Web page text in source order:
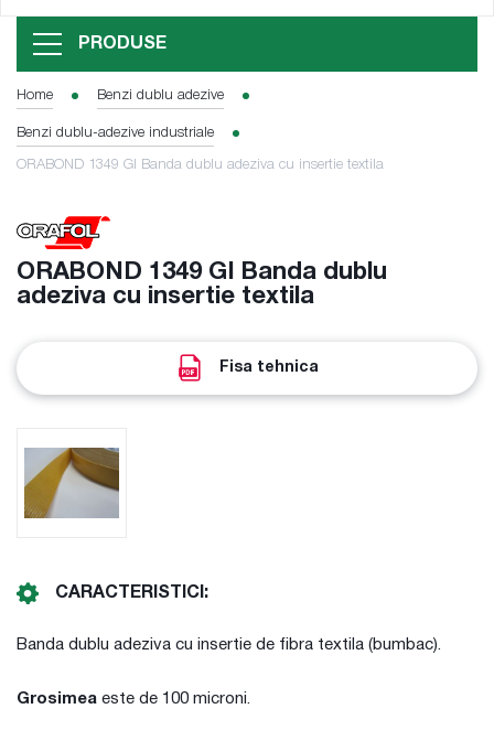
PRODUSE
Home Benzi dublu adezive
Benzi dublu-adezive industriale
ORABOND 1349 GI Banda dublu adeziva cu insertie textila
ORABOND 1349 GI Banda dublu
adeziva cu insertie textila
Fisa tehnica
CARACTERISTICI:
Banda dublu adeziva cu insertie de fibra textila (bumbac).
Grosimea este de 100 microni.